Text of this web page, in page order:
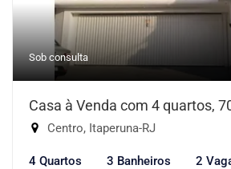
Sob consulta
Casa à Venda com 4 quartos,
Centro, Itaperuna-RJ
4 Quartos 3 Banheiros 2